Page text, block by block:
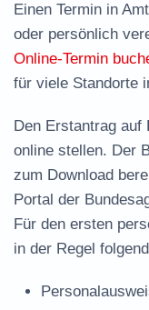
Einen Termin in
oder persönlich
Online-Termin
für viele Standorte
Den Erstantrag auf
online stellen. Der
zum Download
Portal der
Für den ersten
in der Regel